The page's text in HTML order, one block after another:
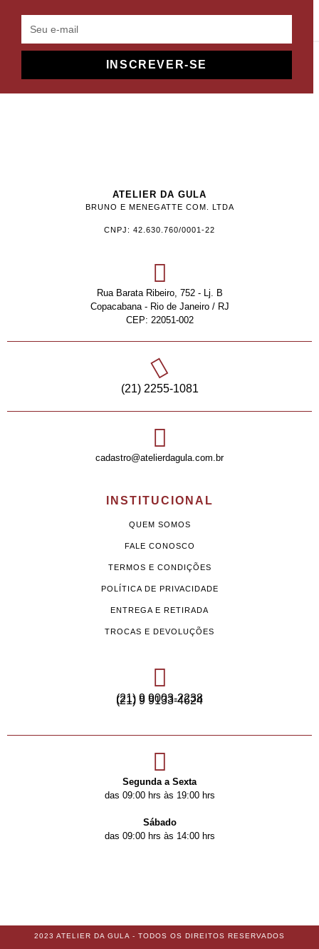
INSCREVER-SE
ATELIER DA GULA
BRUNO E MENEGATTE COM. LTDA
CNPJ: 42.630.760/0001-22
Rua Barata Ribeiro, 752 - Lj. B
Copacabana - Rio de Janeiro / RJ
CEP: 22051-002
(21) 2255-1081
cadastro@atelierdagula.com.br
INSTITUCIONAL
QUEM SOMOS
FALE CONOSCO
TERMOS E CONDIÇÕES
POLÍTICA DE PRIVACIDADE
ENTREGA E RETIRADA
TROCAS E DEVOLUÇÕES
(21) 9 9003-2238
(21) 9 9133-4624
Segunda a Sexta
das 09:00 hrs às 19:00 hrs
Sábado
das 09:00 hrs às 14:00 hrs
2023 ATELIER DA GULA - TODOS OS DIREITOS RESERVADOS